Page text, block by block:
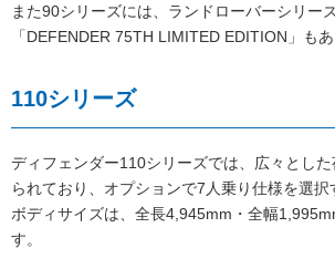
また90シリーズには、ランドローバーシリー
「DEFENDER 75TH LIMITED EDITION」もあ
110シリーズ
ディフェンダー110シリーズでは、広々とした
られており、オプションで7人乗り仕様を選択
ボディサイズは、全長4,945mm・全幅
す。